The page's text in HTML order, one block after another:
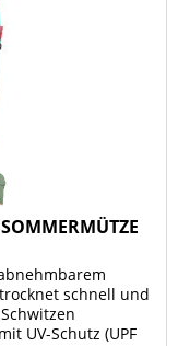
schnell und
UV-Schutz (UPF